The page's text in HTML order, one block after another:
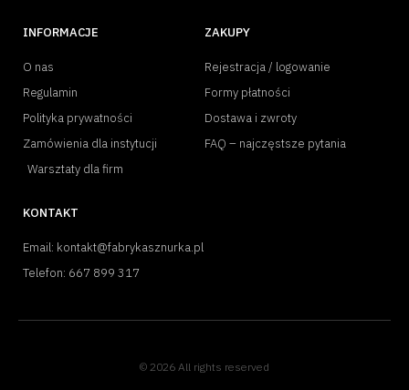
INFORMACJE
O nas
Regulamin
Polityka prywatności
Zamówienia dla instytucji
Warsztaty dla firm
ZAKUPY
Rejestracja / logowanie
Formy płatności
Dostawa i zwroty
FAQ – najczęstsze pytania
KONTAKT
Email: kontakt@fabrykasznurka.pl
Telefon: 667 899 317
© 2026 All rights reserved